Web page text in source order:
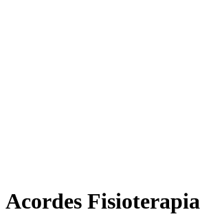
Acordes Fisioterapia